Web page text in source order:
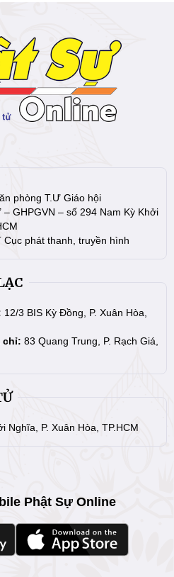
phòng T.Ư Giáo hội
– GHPGVN – số 294 Nam Kỳ Khởi
Cục phát thanh, truyền hình
12/3 BIS Kỳ Đồng, P. Xuân Hòa,
chỉ: 83 Quang Trung, P. Rạch Giá,
Nghĩa, P. Xuân Hòa, TP.HCM
Phật Sự Online